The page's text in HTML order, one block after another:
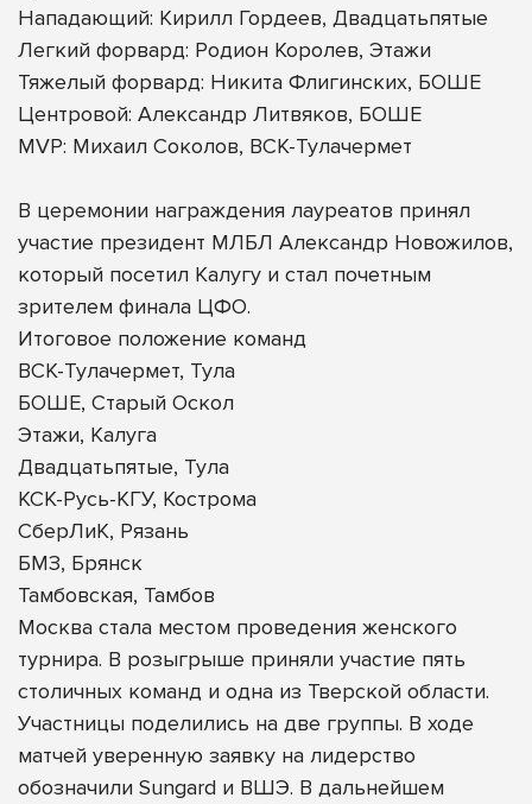
Нападающий: Кирилл Гордеев, Двадцатьпятые
Легкий форвард: Родион Королев, Этажи
Тяжелый форвард: Никита Флигинских, БОШЕ
Центровой: Александр Литвяков, БОШЕ
MVP: Михаил Соколов, ВСК-Тулачермет
В церемонии награждения лауреатов принял
участие президент МЛБЛ Александр Новожилов,
который посетил Калугу и стал почетным
зрителем финала ЦФО.
Итоговое положение команд
ВСК-Тулачермет, Тула
БОШЕ, Старый Оскол
Этажи, Калуга
Двадцатьпятые, Тула
КСК-Русь-КГУ, Кострома
СберЛиК, Рязань
БМЗ, Брянск
Тамбовская, Тамбов
Москва стала местом проведения женского
турнира. В розыгрыше приняли участие пять
столичных команд и одна из Тверской области.
Участницы поделились на две группы. В ходе
матчей уверенную заявку на лидерство
обозначили Sungard и ВШЭ. В дальнейшем